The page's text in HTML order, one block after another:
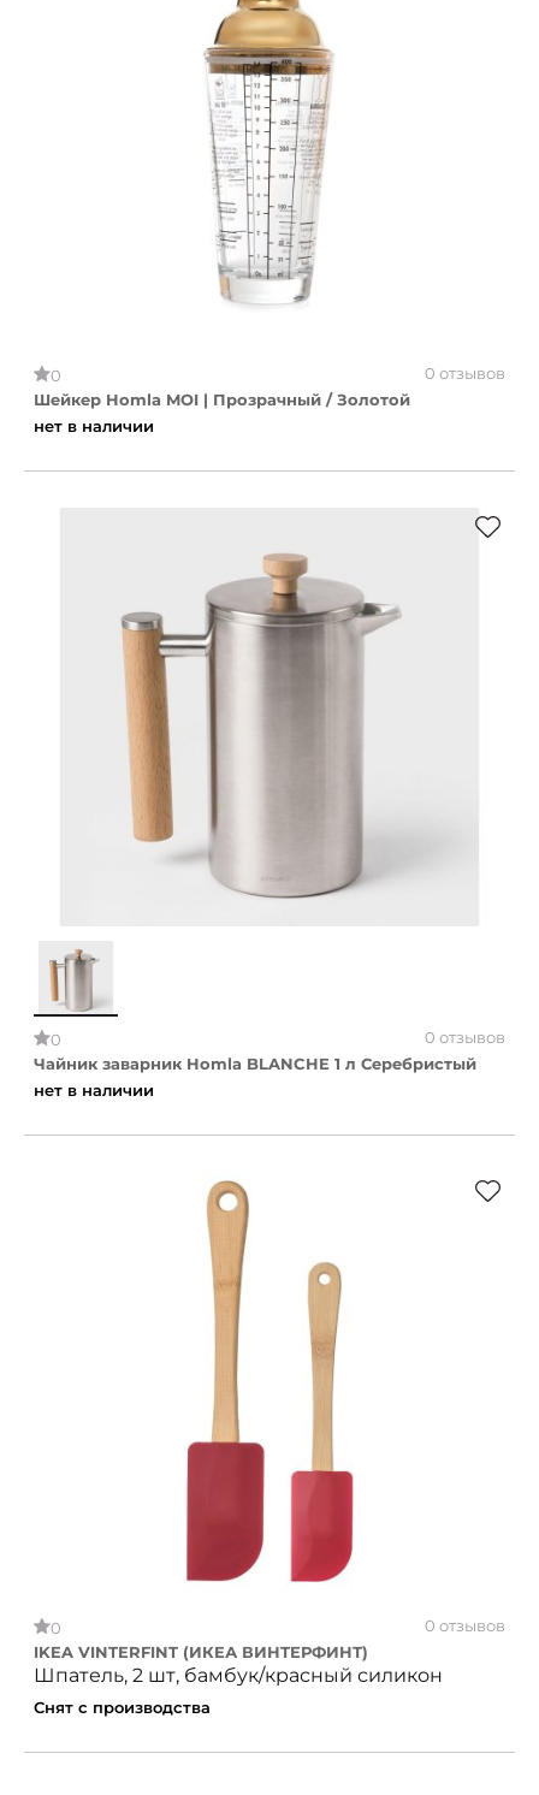
0
0 отзывов
Шейкер Homla MOI | Прозрачный / Золотой
нет в наличии
0
0 отзывов
Чайник заварник Homla BLANCHE 1 л Серебристый
нет в наличии
0
0 отзывов
IKEA VINTERFINT (ИКЕА ВИНТЕРФИНТ)
Шпатель, 2 шт, бамбук/красный силикон
Снят с производства